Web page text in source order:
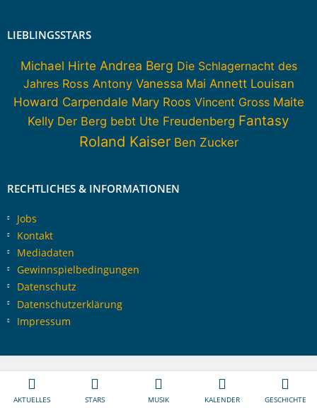
AKTUELLES STARS MUSIK KALENDER GESCHICHTE
LIEBLINGSSTARS
Michael Hirte Andrea Berg Die Schlagernacht des
Jahres Ross Antony Vanessa Mai Annett Louisan
Howard Carpendale Mary Roos Vincent Gross Maite
Kelly Der Berg bebt Ute Freudenberg Fantasy
Roland Kaiser Ben Zucker
RECHTLICHES & INFORMATIONEN
Jobs
Kontakt
Mediadaten
Gewinnspielbedingungen
Datenschutz
Datenschutzerklärung
Impressum